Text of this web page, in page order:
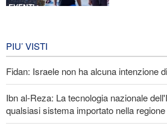
EVENTI
EVENTI
PIU’ VISTI
Fidan: Israele non ha alcuna intenzione
Ibn al-Reza: La tecnologia nazionale
qualsiasi sistema importato nella regione